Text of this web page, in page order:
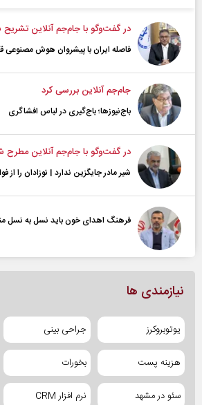
در گفت‌و‌گو با جام‌جم آنلاین
فاصله ایران با پیشرو‌ان هوش مصنوعی
جام‌جم آنلاین بررسی کرد
باج‌نیوزها؛ باج‌گیری در لباس افشاگری
در گفت‌و‌گو با جام‌جم آنلاین مطرح
شیر مادر جایگزین ندارد | نوزادان را از
فرهنگ اهدای خون باید نسل به نسل
نیازمندی ها
یوتوبروکرز جراحی بینی
هزینه پست بخورات
سئو در مشهد نرم افزار CRM